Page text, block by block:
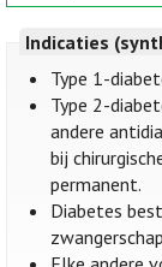
Indicaties
Type 1-
Type 2-
andere
bij
permanent.
Diabetes